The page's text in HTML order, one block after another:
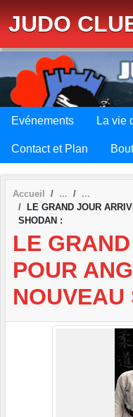
JUDO
Evénements La vie
Contact et Plan
Accueil
LE GRAND JOUR
SHODAN :
LE
POUR
NOUVEAU